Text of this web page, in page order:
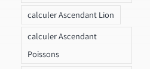
calculer Ascendant Lion
calculer Ascendant
Poissons